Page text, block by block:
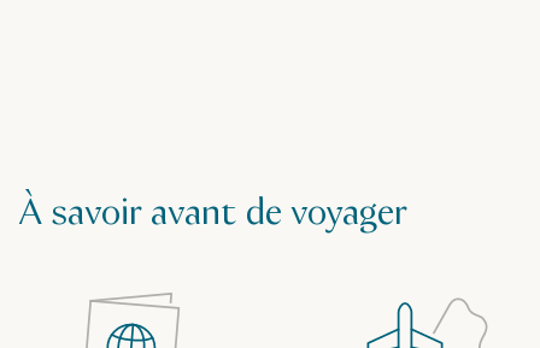
À savoir avant de voyager